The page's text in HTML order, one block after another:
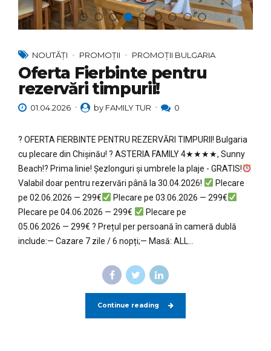
NOUTĂȚI PROMOȚII PROMOȚII BULGARIA
Oferta Fierbinte pentru
rezervări timpurii!
01.04.2026 by FAMILY TUR 0
? OFERTA FIERBINTE PENTRU REZERVĂRI TIMPURII! Bulgaria
cu plecare din Chișinău! ? ASTERIA FAMILY 4★★★★, Sunny
Beach!? Prima linie! Șezlonguri și umbrele la plaje - GRATIS!
Valabil doar pentru rezervări până la 30.04.2026!
Plecare
pe 02.06.2026 — 299€
Plecare pe 03.06.2026 — 299€
Plecare pe 04.06.2026 — 299€
Plecare pe
05.06.2026 — 299€ ? Prețul per persoană în cameră dublă
include:— Cazare 7 zile / 6 nopți;— Masă: ALL...
Continue reading